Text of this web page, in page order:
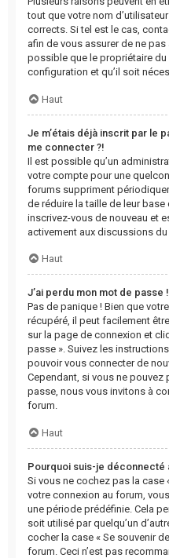
tout que votre nom
corrects. Si tel est le cas,
afin de vous assurer de ne
possible que le propriétaire
configuration et qu’il soit
Haut
Je m’étais déjà inscrit par le
me connecter ?!
Il est possible qu’un
votre compte pour une
forums suppriment
de réduire la taille de leur base
inscrivez-vous de nouveau et
activement aux discussions du
Haut
J’ai perdu mon mot de passe !
Pas de panique ! Bien que
récupéré, il peut facilement
sur la page de connexion et
passe ». Suivez les
pouvoir vous connecter de
Cependant, si vous ne pouvez
passe, nous vous invitons à
forum.
Haut
Pourquoi suis-je déconnecté
Si vous ne cochez pas la case
votre connexion au forum,
une période prédéfinie. Cela
soit utilisé par quelqu’un
cocher la case « Se souvenir
forum. Ceci n’est pas